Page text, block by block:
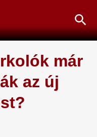
már
az új